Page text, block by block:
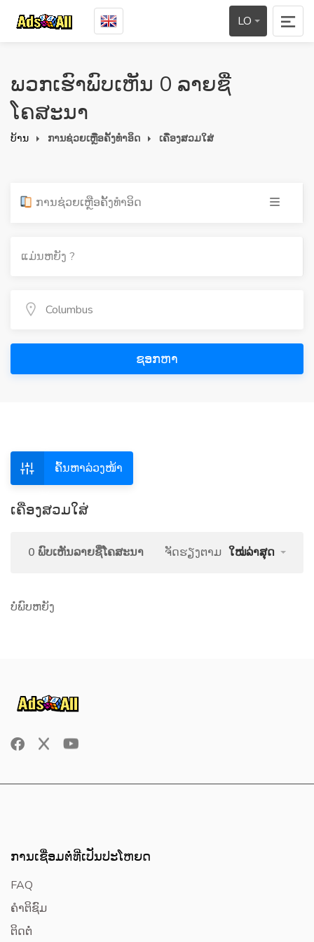
LO
ພວກເຮົາພົບເຫັນ 0 ລາຍຊື່
ໂຄສະນາ
ບ້ານ ການຊ່ວຍເຫຼືອຄັ້ງທໍາອິດ ເຄື່ອງສວມໃສ່
ການຊ່ວຍເຫຼືອຄັ້ງທໍາອິດ
ຊອກຫາ
ຄົ້ນຫາລ່ວງໜ້າ
ເຄື່ອງສວມໃສ່
0 ພົບເຫັນລາຍຊື່ໂຄສະນາ ຈັດຮຽງຕາມ ໃໝ່ລ່າສຸດ
ບໍ່ພົບຫຍັງ
ການເຊື່ອມຕໍ່ທີ່ເປັນປະໂຫຍດ
FAQ
ຄໍາຕິຊົມ
ຕິດຕໍ່